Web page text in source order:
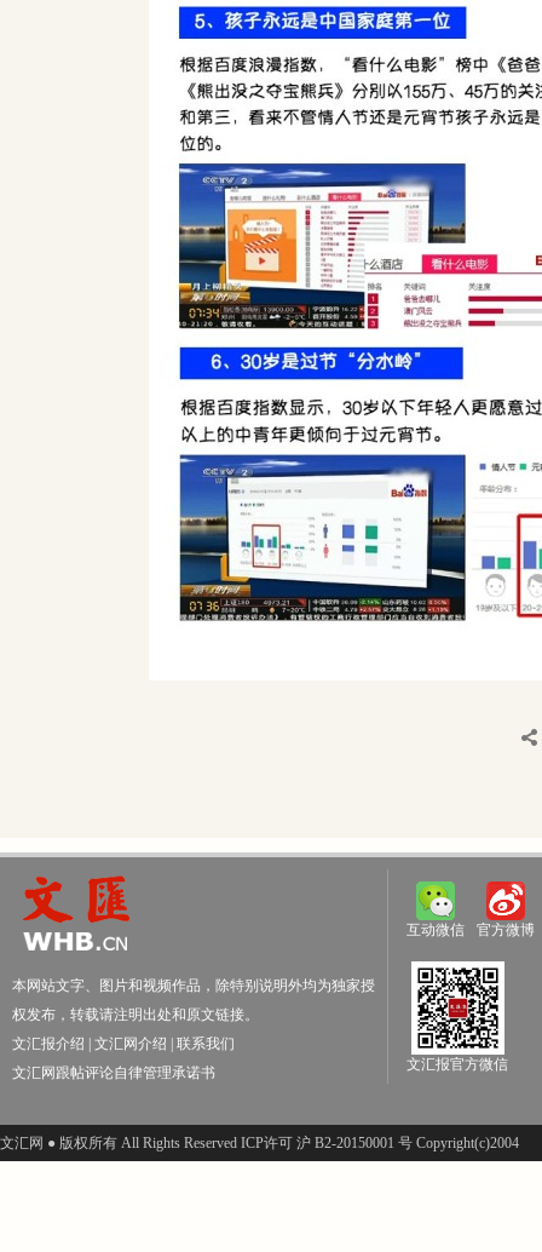
本网站文字、图片和视频作品，除特别说明外均为独家授
权发布，转载请注明出处和原文链接。
文汇报介绍
文汇网介绍
联系我们
文汇网跟帖评论自律管理承诺书
互动微信 官方微博
文汇报官方微信
文汇网 ● 版权所有 All Rights Reserved ICP许可 沪 B2-20150001 号 Copyright(c)2004